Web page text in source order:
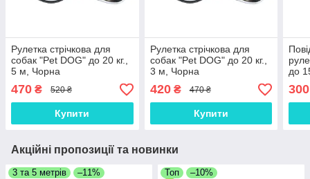
Рулетка стрічкова для
собак "Pet DOG" до 20 кг.,
5 м, Чорна
470 ₴ 520 ₴
Купити
Рулетка стрічкова для
собак "Pet DOG" до 20 кг.,
3 м, Чорна
420₴ 470 ₴
Купити
до
300
Акційні пропозиції та новинки
3 та 5 метрів –11% Топ –10%